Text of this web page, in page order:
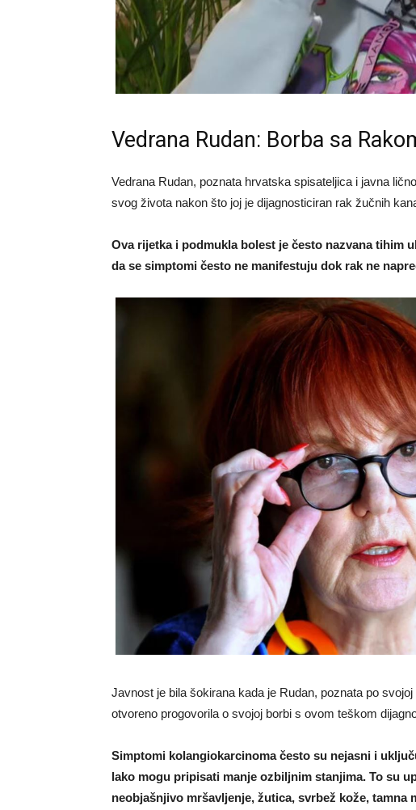
Vedrana Rudan: Borba sa
Vedrana Rudan, poznata hrvatska spisateljica i javna
svog života nakon što joj je dijagnosticiran rak žučnih
Ova rijetka i podmukla bolest je često nazvana tihim
da se simptomi često ne manifestuju dok rak ne
Javnost je bila šokirana kada je Rudan, poznata po
otvoreno progovorila o svojoj borbi s ovom teškom
Simptomi kolangiokarcinoma često su nejasni i
lako mogu pripisati manje ozbiljnim stanjima. To su
neobjašnjivo mršavljenje, žutica, svrbež kože, tamna